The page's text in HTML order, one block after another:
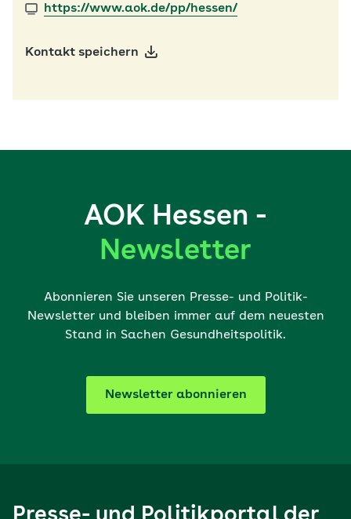
https://www.aok.de/pp/hessen/
Kontakt speichern
AOK Hessen -
Newsletter
Abonnieren Sie unseren Presse- und Politik-
Newsletter und bleiben immer auf dem neuesten
Stand in Sachen Gesundheitspolitik.
Newsletter abonnieren